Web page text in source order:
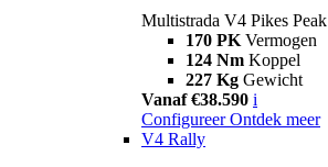
Multistrada V4 Pikes Peak
170 PK Vermogen
124 Nm Koppel
227 Kg Gewicht
Vanaf €38.590 i
Configureer Ontdek meer
V4 Rally